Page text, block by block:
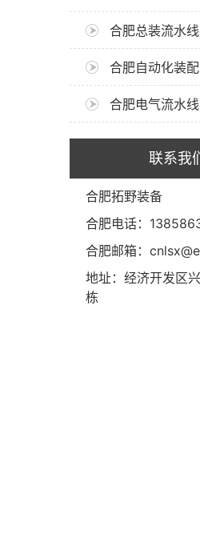
合肥总装流水线
合肥自动化装
合肥电气流水线
联系我
合肥拓野装备
合肥电话：
合肥邮箱：
地址：经济开发区
栋